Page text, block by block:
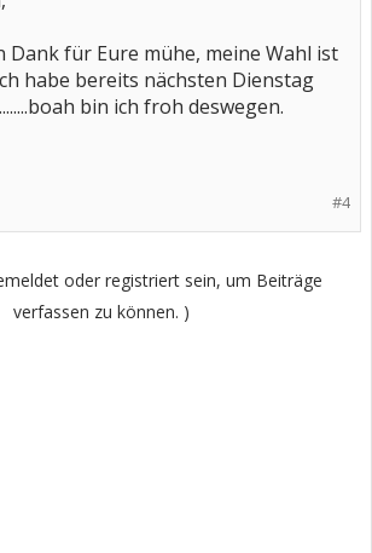
Dank für Eure mühe, meine Wahl ist
habe bereits nächsten Dienstag
bin ich froh deswegen.
#4
oder registriert sein, um Beiträge
verfassen zu können. )